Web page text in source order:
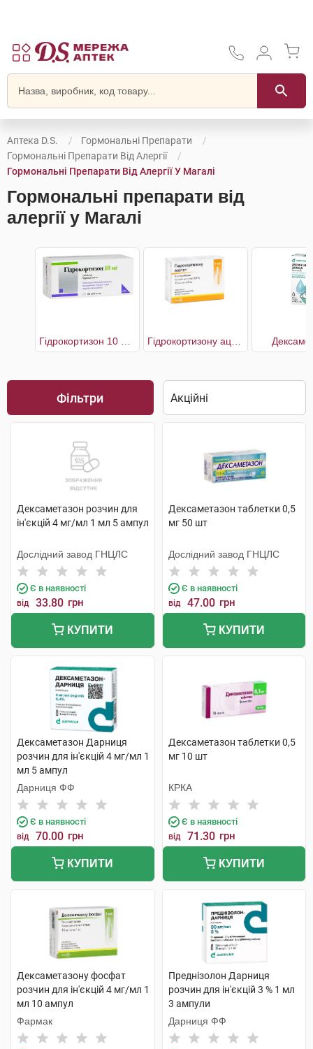
Аптека D.S.
Гормональні Препарати
Гормональні Препарати Від Алергії
Гормональні Препарати Від Алергії У Магалі
Гормональні препарати від
алергії у Магалі
Фільтри
Дексаметазон розчин для
ін'єкцій 4 мг/мл 1 мл 5 ампул
Дослідний завод ГНЦЛС
Є в наявності
від 33.80 грн
КУПИТИ
Дексаметазон таблетки 0,5
мг 50 шт
Дослідний завод ГНЦЛС
Є в наявності
від 47.00 грн
КУПИТИ
Дексаметазон Дарниця
розчин для ін'єкцій 4 мг/мл 1
мл 5 ампул
Дарниця ФФ
Є в наявності
від 70.00 грн
КУПИТИ
Дексаметазон таблетки 0,5
мг 10 шт
КРКА
Є в наявності
від 71.30 грн
КУПИТИ
Дексаметазону фосфат
розчин для ін'єкцій 4 мг/мл 1
мл 10 ампул
Фармак
Преднізолон Дарниця
розчин для ін'єкцій 3 % 1 мл
3 ампули
Дарниця ФФ